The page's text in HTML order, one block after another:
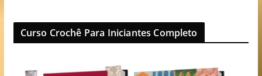
Curso Crochê Para Iniciantes Completo